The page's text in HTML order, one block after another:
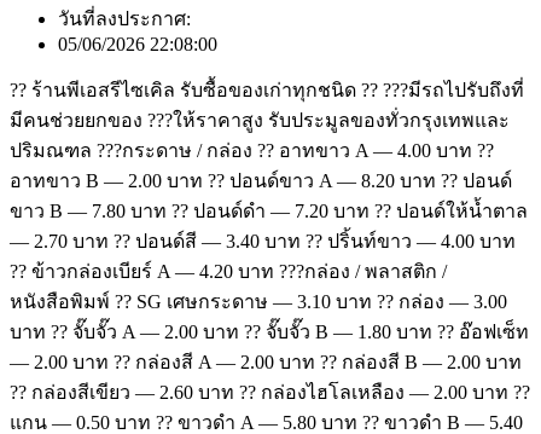
วันที่ลงประกาศ:
05/06/2026 22:08:00
?? ร้านพีเอสรีไซเคิล รับซื้อของเก่าทุกชนิด ?? ???มีรถไปรับถึงที่
มีคนช่วยยกของ ???ให้ราคาสูง รับประมูลของทั่วกรุงเทพและ
ปริมณฑล ???กระดาษ / กล่อง ?? อาทขาว A — 4.00 บาท ??
อาทขาว B — 2.00 บาท ?? ปอนด์ขาว A — 8.20 บาท ?? ปอนด์
ขาว B — 7.80 บาท ?? ปอนด์ดำ — 7.20 บาท ?? ปอนด์ให้น้ำตาล
— 2.70 บาท ?? ปอนด์สี — 3.40 บาท ?? ปริ้นท์ขาว — 4.00 บาท
?? ข้าวกล่องเบียร์ A — 4.20 บาท ???กล่อง / พลาสติก /
หนังสือพิมพ์ ?? SG เศษกระดาษ — 3.10 บาท ?? กล่อง — 3.00
บาท ?? จั๊บจั๊ว A — 2.00 บาท ?? จั๊บจั๊ว B — 1.80 บาท ?? อ๊อฟเซ็ท
— 2.00 บาท ?? กล่องสี A — 2.00 บาท ?? กล่องสี B — 2.00 บาท
?? กล่องสีเขียว — 2.60 บาท ?? กล่องไฮโลเหลือง — 2.00 บาท ??
แกน — 0.50 บาท ?? ขาวดำ A — 5.80 บาท ?? ขาวดำ B — 5.40